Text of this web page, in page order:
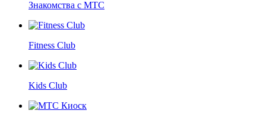
Знакомства с МТС
Fitness Club
Kids Club